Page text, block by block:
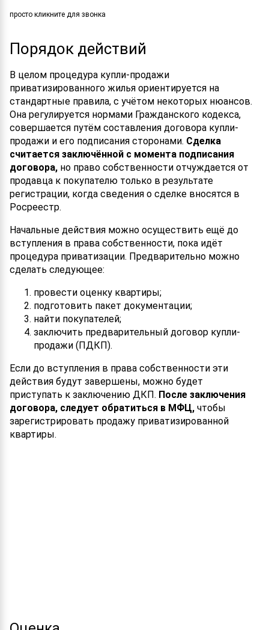
просто кликните для звонка
Порядок действий
В целом процедура купли-продажи
приватизированного жилья ориентируется на
стандартные правила, с учётом некоторых нюансов.
Она регулируется нормами Гражданского кодекса,
совершается путём составления договора купли-
продажи и его подписания сторонами. Сделка
считается заключённой с момента подписания
договора, но право собственности отчуждается от
продавца к покупателю только в результате
регистрации, когда сведения о сделке вносятся в
Росреестр.
Начальные действия можно осуществить ещё до
вступления в права собственности, пока идёт
процедура приватизации. Предварительно можно
сделать следующее:
провести оценку квартиры;
подготовить пакет документации;
найти покупателей;
заключить предварительный договор купли-
продажи (ПДКП).
Если до вступления в права собственности эти
действия будут завершены, можно будет
приступать к заключению ДКП. После заключения
договора, следует обратиться в МФЦ, чтобы
зарегистрировать продажу приватизированной
квартиры.